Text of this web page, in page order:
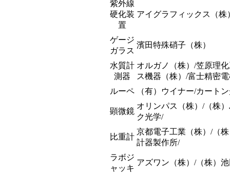
紫外線
硬化装
置
アイグラフィックス（
ゲージ
ガラス
濱田特殊硝子（株）
水質計
測器
オルガノ（株）/笠原理
ス機器（株）/富士精密
ルーペ
（有）ウイナー/カート
顕微鏡
オリンパス（株）/（株
ク光学/
比重計
京都電子工業（株）/（
計器製作所/
ラボジ
ャッキ
アズワン（株）/（株）